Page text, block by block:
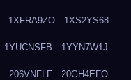
1XFRA9ZO 1XS2YS68
1YUCNSFB 1YYN7W1J
206VNFLF 20GH4EFO